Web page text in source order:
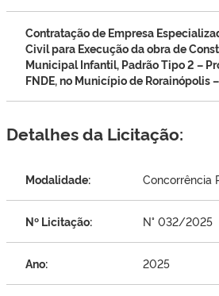
Contratação de Empresa
Civil para Execução da obra de
Municipal Infantil, Padrão Tipo 2 –
FNDE, no Município de Rorainópolis –
Detalhes da Licitação:
Modalidade: Concorrência
Nº Licitação: N° 032/2025
Ano: 2025